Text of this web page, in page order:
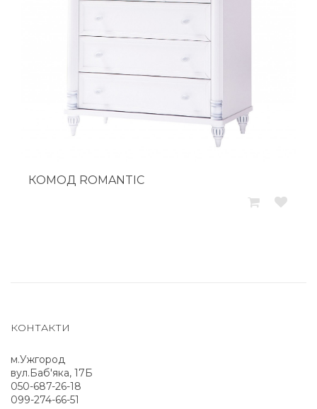
КОМОД ROMANTIC
КОНТАКТИ
м.Ужгород
вул.Баб'яка, 17Б
050-687-26-18
099-274-66-51